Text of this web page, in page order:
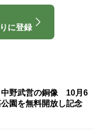
に登録
中野武営の銅像 10月6
園を無料開放し記念